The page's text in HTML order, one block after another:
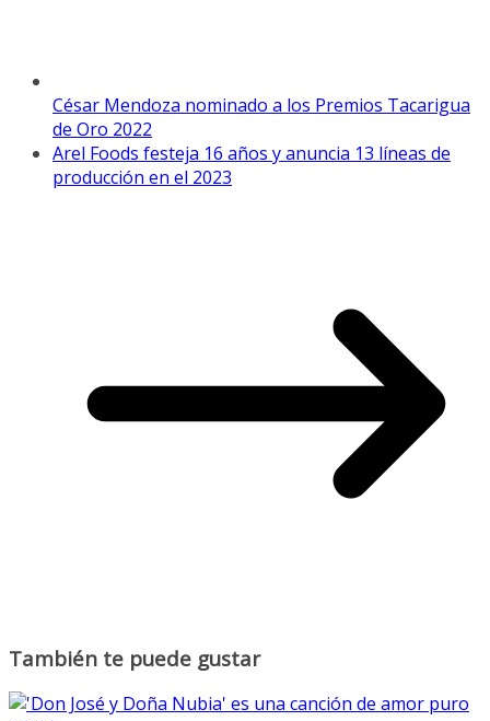
César Mendoza nominado a los Premios Tacarigua
de Oro 2022
Arel Foods festeja 16 años y anuncia 13 líneas de
producción en el 2023
También te puede gustar